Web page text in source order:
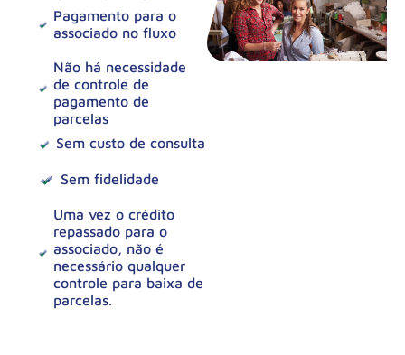
Pagamento para o
associado no fluxo
Não há necessidade
de controle de
pagamento de
parcelas
Sem custo de consulta
Sem fidelidade
Uma vez o crédito
repassado para o
associado, não é
necessário qualquer
controle para baixa de
parcelas.